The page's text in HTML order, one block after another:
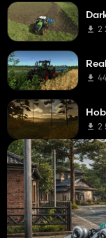
2
2